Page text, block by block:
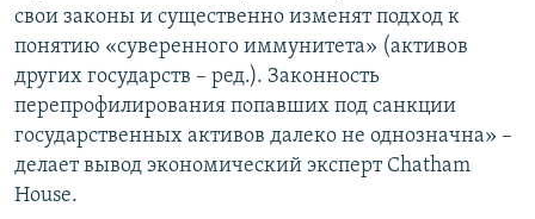
свои законы и существенно изменят подход к
понятию «суверенного иммунитета» (активов
других государств – ред.). Законность
перепрофилирования попавших под санкции
государственных активов далеко не однозначна» –
делает вывод экономический эксперт Chatham
House.